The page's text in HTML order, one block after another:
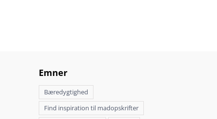
Emner
Bæredygtighed
Find inspiration til madopskrifter